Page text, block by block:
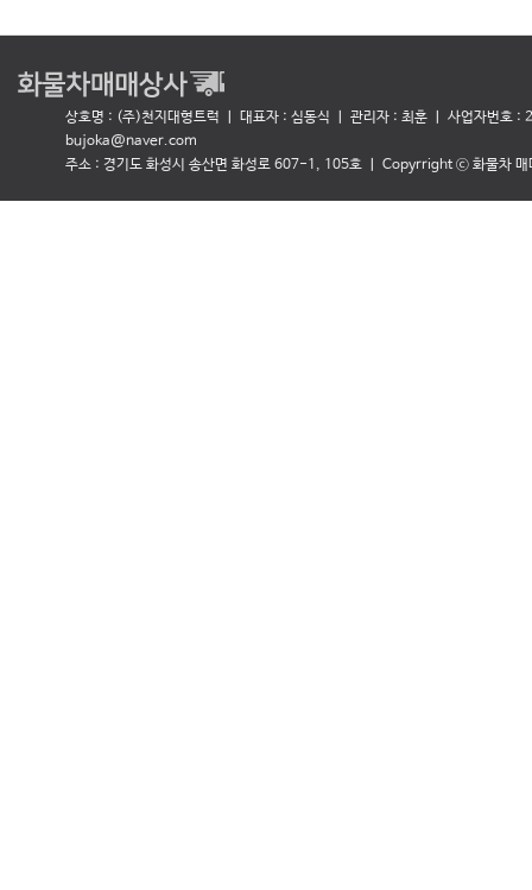
상호명 : (주)천지대형트럭 ㅣ 대표자 : 심동식 ㅣ 관리자 : 최훈 ㅣ 사업자번
bujoka@naver.com
주소 : 경기도 화성시 송산면 화성로 607-1, 105호 ㅣ Copyrright ⓒ 화물차